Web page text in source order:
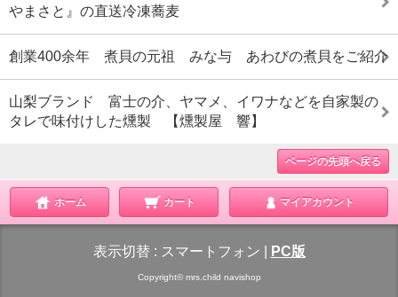
やまさと』の直送冷凍蕎麦
創業400余年 煮貝の元祖 みな与 あわびの煮貝をご紹介
山梨ブランド 富士の介、ヤマメ、イワナなどを自家製の
タレで味付けした燻製 【燻製屋 響】
ページの先頭へ戻る
ホーム カート マイアカウント
表示切替 : スマートフォン PC版
Copyright© mrs.child navishop